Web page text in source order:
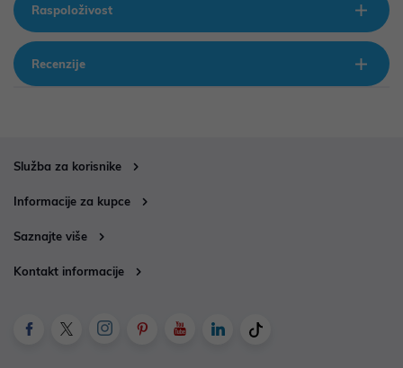
Raspoloživost
Recenzije
Služba za korisnike
Informacije za kupce
Saznajte više
Kontakt informacije